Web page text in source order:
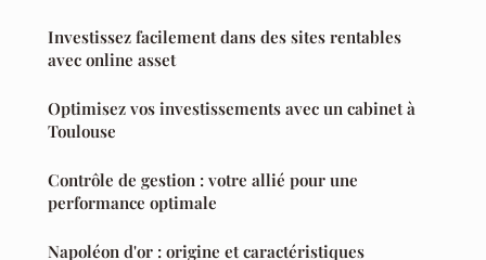
Investissez facilement dans des sites rentables
avec online asset
Optimisez vos investissements avec un cabinet à
Toulouse
Contrôle de gestion : votre allié pour une
performance optimale
Napoléon d'or : origine et caractéristiques